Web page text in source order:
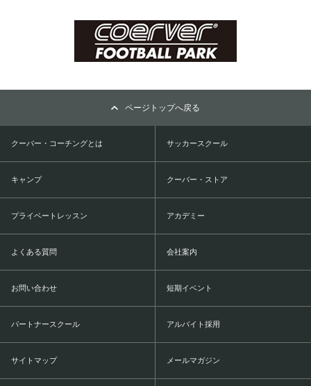
ページトップへ戻る
クーバー・コーチングとは サッカースクール
キャンプ クーバー・ストア
プライベートレッスン アカデミー
よくある質問 会社案内
お問い合わせ 短期イベント
パートナースクール アルバイト採用
サイトマップ メールマガジン